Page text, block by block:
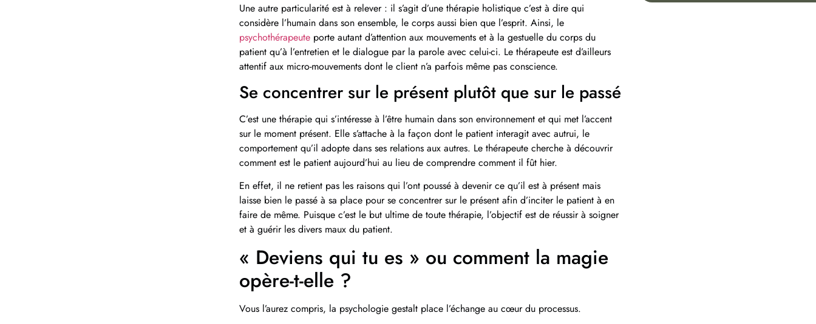
Une autre particularité est à relever : il s’agit d’une thérapie holistique c’est à dire qui
considère l’humain dans son ensemble, le corps aussi bien que l’esprit. Ainsi, le
psychothérapeuteporte autant d’attention aux mouvements et à la gestuelle du corps du
patient qu’à l’entretien et le dialogue par la parole avec celui-ci. Le thérapeute est d’ailleurs
attentif aux micro-mouvements dont le client n’a parfois même pas conscience.
Se concentrer sur le présent plutôt que sur le passé
C’est une thérapie qui s’intéresse à l’être humain dans son environnement et qui met l’accent
sur le moment présent. Elle s’attache à la façon dont le patient interagit avec autrui, le
comportement qu’il adopte dans ses relations aux autres. Le thérapeute cherche à découvrir
comment est le patient aujourd’hui au lieu de comprendre comment il fût hier.
En effet, il ne retient pas les raisons qui l’ont poussé à devenir ce qu’il est à présent mais
laisse bien le passé à sa place pour se concentrer sur le présent afin d’inciter le patient à en
faire de même. Puisque c’est le but ultime de toute thérapie, l’objectif est de réussir à soigner
et à guérir les divers maux du patient.
« Deviens qui tu es » ou comment la magie
opère-t-elle ?
Vous l’aurez compris, la psychologie gestalt place l’échange au cœur du processus.